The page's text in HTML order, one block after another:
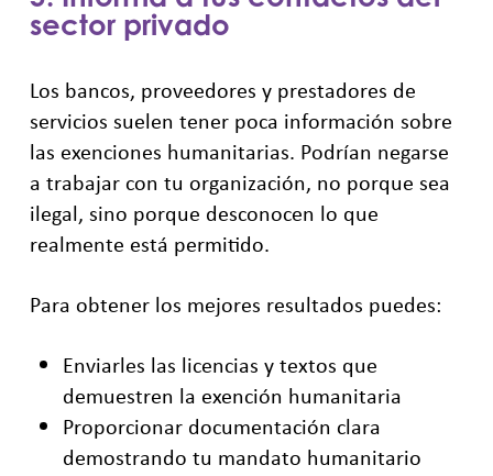
sector privado
Los bancos, proveedores y prestadores de
servicios suelen tener poca información sobre
las exenciones humanitarias. Podrían negarse
a trabajar con tu organización, no porque sea
ilegal, sino porque desconocen lo que
realmente está permitido.
Para obtener los mejores resultados puedes:
Enviarles las licencias y textos que
demuestren la exención humanitaria
Proporcionar documentación clara
demostrando tu mandato humanitario